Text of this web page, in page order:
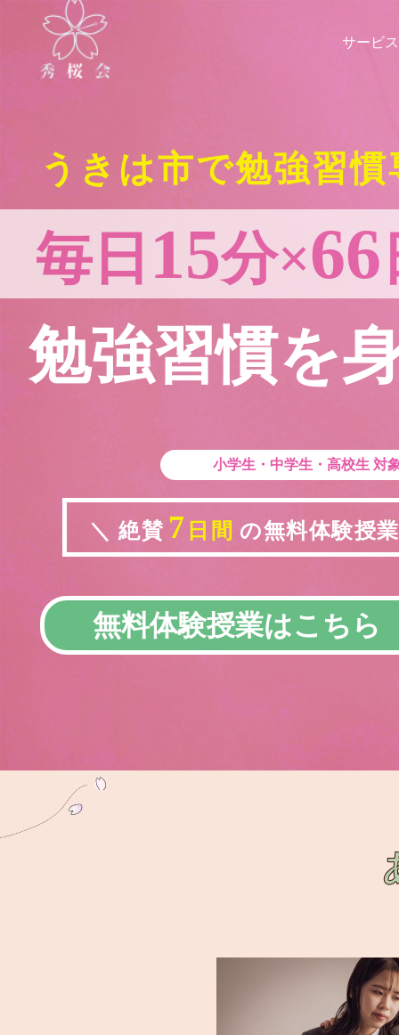
サービス
うきは市で勉強習
毎日 15分×66
勉強習慣を
小学生・中学生・高校生 対
＼ 絶賛 7 日間 の無料体験授
無料体験授業はこちら